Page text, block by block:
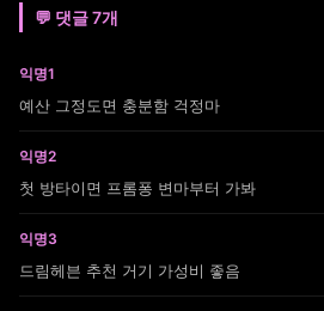
💬 댓글 7개
익명1
예산 그정도면 충분함 걱정마
익명2
첫 방타이면 프롬퐁 변마부터 가봐
익명3
드림헤븐 추천 거기 가성비 좋음